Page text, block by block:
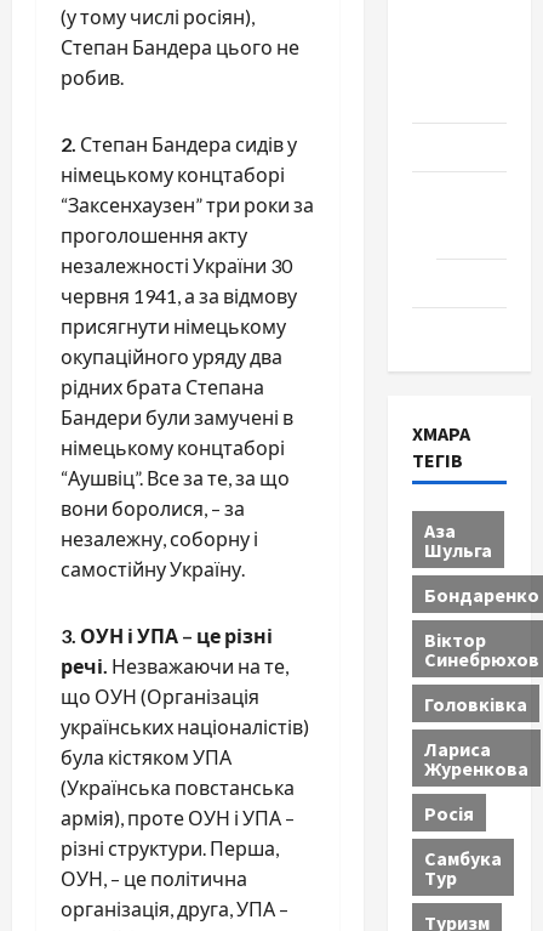
(у тому числі росіян),
Степан Бандера цього не
робив.
2. Степан Бандера сидів у
німецькому концтаборі
“Заксенхаузен” три роки за
проголошення акту
незалежності України 30
червня 1941, а за відмову
присягнути німецькому
окупаційного уряду два
рідних брата Степана
Бандери були замучені в
німецькому концтаборі
“Аушвіц”. Все за те, за що
вони боролися, – за
незалежну, соборну і
самостійну Україну.
3. ОУН і УПА – це різні
речі. Незважаючи на те,
що ОУН (Організація
українських націоналістів)
була кістяком УПА
(Українська повстанська
армія), проте ОУН і УПА –
різні структури. Перша,
ОУН, – це політична
організація, друга, УПА –
ХМАРА
ТЕГІВ
Аза
Шульга
Бондаренко
Віктор
Синебрюхов
Головківка
Лариса
Журенкова
Росія
Самбука
Тур
Туризм